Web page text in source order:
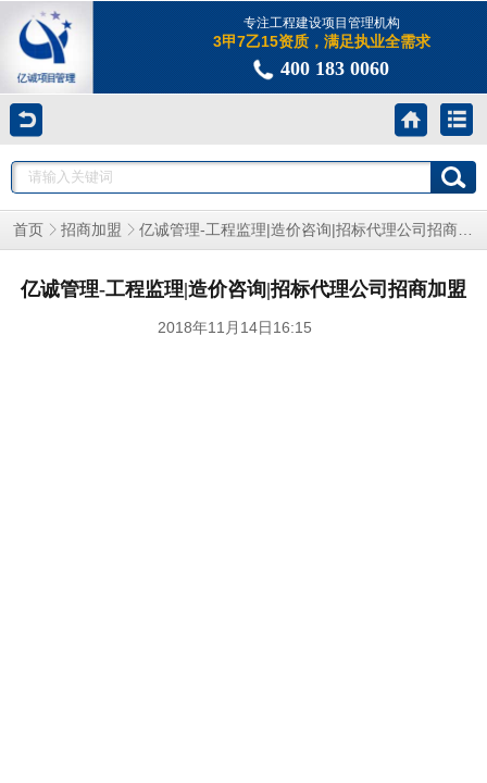
专注工程建设项目管理机构
3甲7乙15资质，满足执业全需求
400 183 0060
首页 招商加盟 亿诚管理-工程监理|造价咨询|招标代理公司招商加盟
亿诚管理-工程监理|造价咨询|招标代理公司招商加盟
2018年11月14日16:15